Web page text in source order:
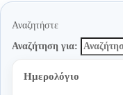
Αναζητήστε
Αναζήτηση για:
Ημερολόγιο